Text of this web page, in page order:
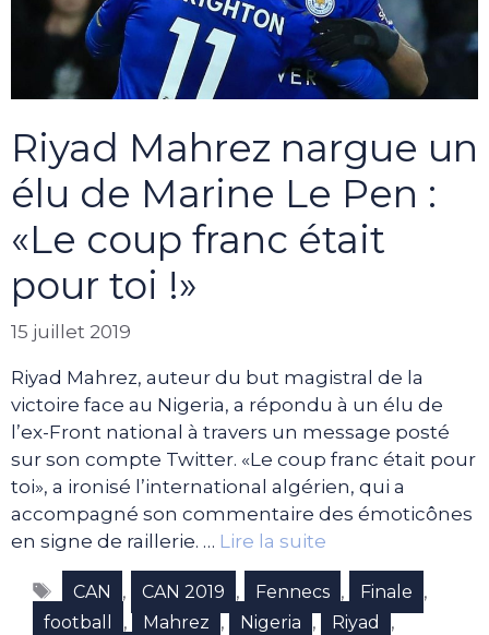
Riyad Mahrez nargue un
élu de Marine Le Pen :
«Le coup franc était
pour toi !»
15 juillet 2019
Riyad Mahrez, auteur du but magistral de la
victoire face au Nigeria, a répondu à un élu de
l’ex-Front national à travers un message posté
sur son compte Twitter. «Le coup franc était pour
toi», a ironisé l’international algérien, qui a
accompagné son commentaire des émoticônes
en signe de raillerie. … Lire la suite
Étiquettes
CAN , CAN 2019 , Fennecs , Finale ,
football , Mahrez , Nigeria , Riyad ,